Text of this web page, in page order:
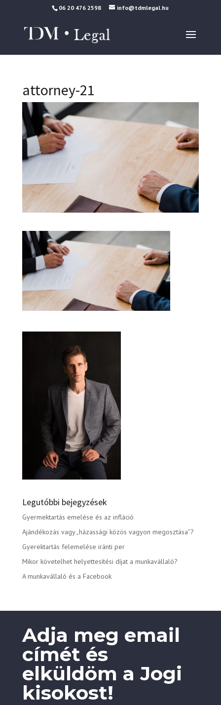
06 20 476 2598 info@tdmlegal.hu
attorney-21
Legutóbbi bejegyzések
Gyermektartás emelése és az infláció
Ajándékozás vagy „házassági közös vagyon megosztása”?
Gyerektartás felemelése iránti per
Mikor követelhet helyettesítési díjat a munkavállaló?
A munkavállaló és a Facebook
Adja meg email
címét és
elküldöm a Jogi
kisokost!